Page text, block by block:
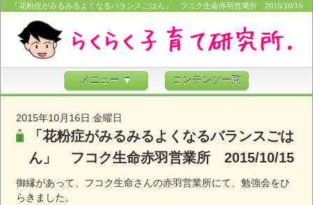
「花粉症がみるみるよくなるバランスごはん」 フコク生命赤羽営業所 2015/10/15
メニュー ▼ コンテンツ一覧
2015年10月16日 金曜日
「花粉症がみるみるよくなるバランスごは
ん」 フコク生命赤羽営業所 2015/10/15
御縁があって、フコク生命さんの赤羽営業所にて、勉強会をひ
らきました。